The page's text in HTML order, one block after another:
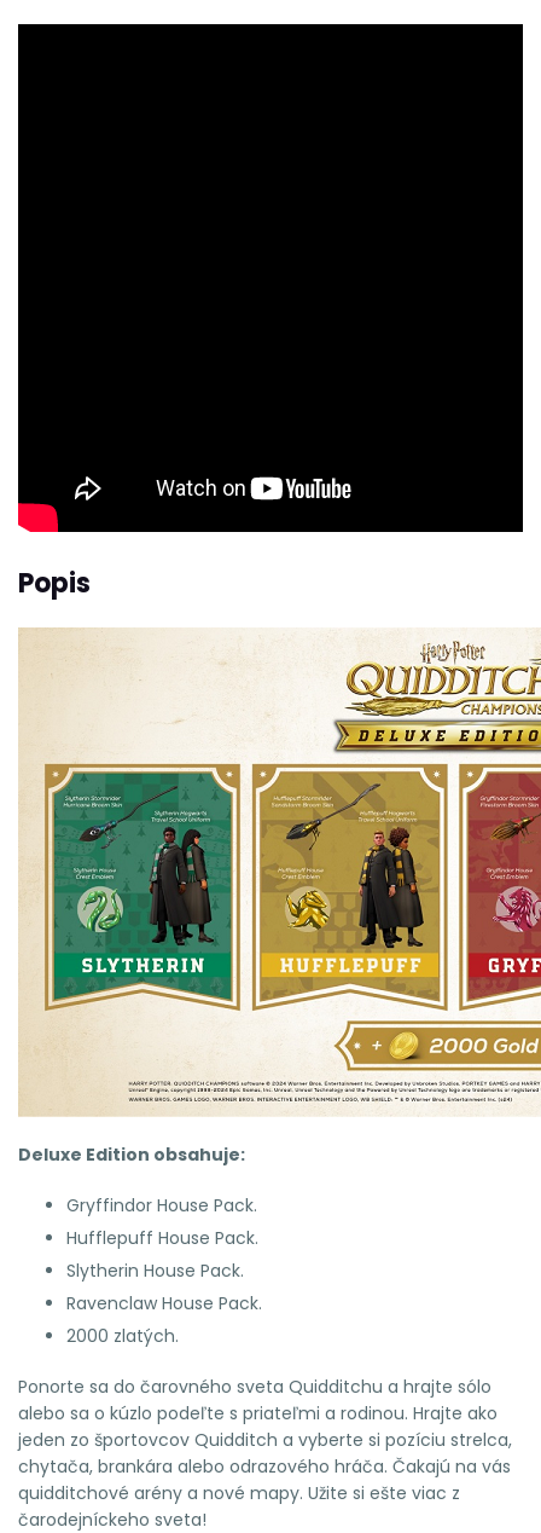
Popis
Deluxe Edition obsahuje:
Gryffindor House Pack.
Hufflepuff House Pack.
Slytherin House Pack.
Ravenclaw House Pack.
2000 zlatých.
Ponorte sa do čarovného sveta Quidditchu a hrajte sólo
alebo sa o kúzlo podeľte s priateľmi a rodinou. Hrajte ako
jeden zo športovcov Quidditch a vyberte si pozíciu strelca,
chytača, brankára alebo odrazového hráča. Čakajú na vás
quidditchové arény a nové mapy. Užite si ešte viac z
čarodejníckeho sveta!